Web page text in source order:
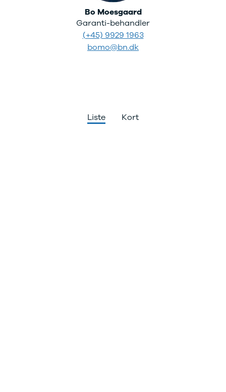
København
Syd- og
Sønderjylland
Nordsjælland
Privatleasing
Hyundai
Bo Moesgaard
Garanti-behandler
(+45) 9929 1963
bomo@bn.dk
Liste Kort